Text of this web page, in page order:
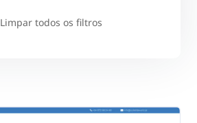
Limpar todos os filtros